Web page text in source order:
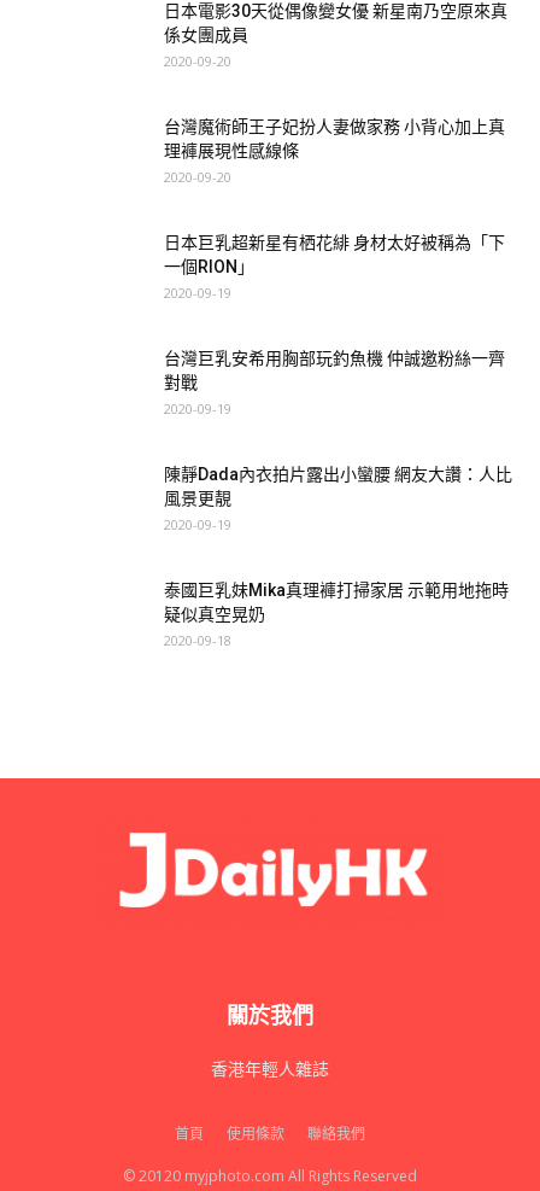
https://www.instagram.com/miaooomm/
日本電影30天從偶像變女優 新星南乃空原來真
係女團成員
2020-09-20
台灣魔術師王子妃扮人妻做家務 小背心加上真
理褲展現性感線條
2020-09-20
日本巨乳超新星有栖花緋 身材太好被稱為「下
一個RION」
2020-09-19
台灣巨乳安希用胸部玩釣魚機 仲誠邀粉絲一齊
對戰
2020-09-19
陳靜Dada內衣拍片露出小蠻腰 網友大讚：人比
風景更靚
2020-09-19
泰國巨乳妹Mika真理褲打掃家居 示範用地拖時
疑似真空晃奶
2020-09-18
關於我們
香港年輕人雜誌
首頁 使用條款 聯絡我們
© 20120 myjphoto.com All Rights Reserved